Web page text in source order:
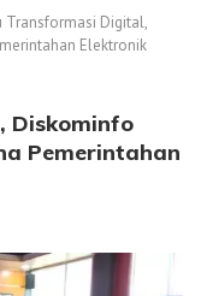
Transformasi Digital,
Elektronik
Diskominfo
Pemerintahan